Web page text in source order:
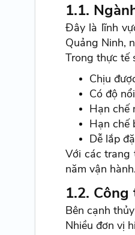
1.1.
Đây là lĩnh
Quảng Ninh,
Trong thực tế
Chịu
Có độ
Hạn chế
Hạn chế
Dễ lắp
Với các trang
năm vận hành.
1.2.
Bên cạnh
Nhiều đơn vị